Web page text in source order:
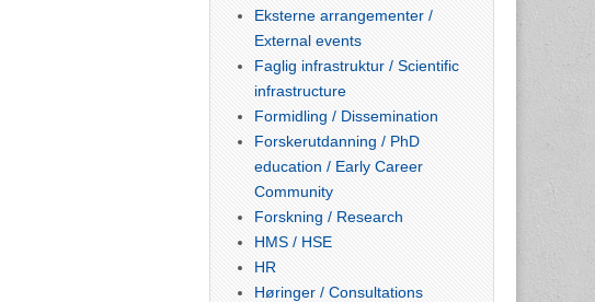
Eksterne arrangementer /
External events
Faglig infrastruktur / Scientific
infrastructure
Formidling / Dissemination
Forskerutdanning / PhD
education / Early Career
Community
Forskning / Research
HMS / HSE
HR
Høringer / Consultations